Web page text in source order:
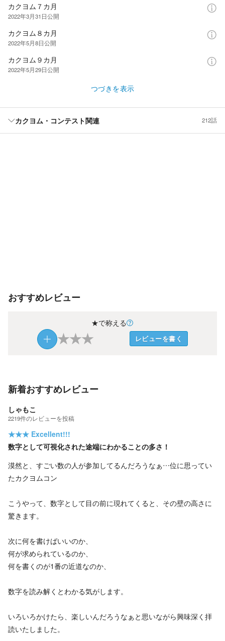
カクヨム７カ月
2022年3月31日公開
カクヨム８カ月
2022年5月8日公開
カクヨム９カ月
2022年5月29日公開
つづきを表示
カクヨム・コンテスト関連 212話
おすすめレビュー
★で称える
★★★ レビューを書く
新着おすすめレビュー
しゃもこ
2219件のレビューを投稿
★★★ Excellent!!!
数字として可視化された途端にわかることの多さ！
漠然と、すごい数の人が参加してるんだろうなぁ…位に思ってい
たカクヨムコン
こうやって、数字として目の前に現れてくると、その壁の高さに
驚きます。
次に何を書けばいいのか、
何が求められているのか、
何を書くのが1番の近道なのか、
数字を読み解くとわかる気がします。
いろいろかけたら、楽しいんだろうなぁと思いながら興味深く拝
読いたしました。